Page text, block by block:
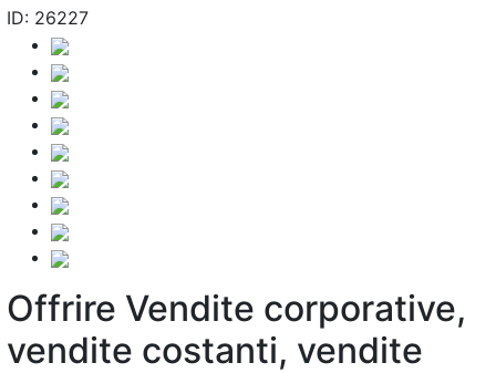
ID: 26227
Offrire Vendite corporative,
vendite costanti, vendite